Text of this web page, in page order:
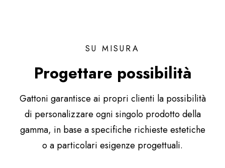
SU MISURA
Progettare possibilità
Gattoni garantisce ai propri clienti la possibilità
di personalizzare ogni singolo prodotto della
gamma, in base a specifiche richieste estetiche
o a particolari esigenze progettuali.